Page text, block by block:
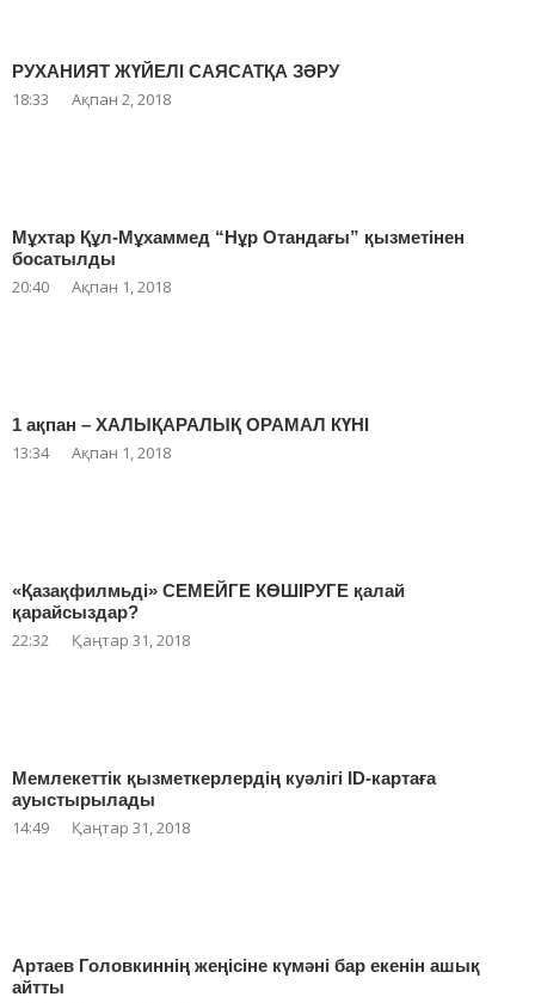
РУХАНИЯТ ЖҮЙЕЛІ САЯСАТҚА ЗӘРУ
18:33 Ақпан 2, 2018
Мұхтар Құл-Мұхаммед “Нұр Отандағы” қызметінен
босатылды
20:40 Ақпан 1, 2018
1 ақпан – ХАЛЫҚАРАЛЫҚ ОРАМАЛ КҮНІ
13:34 Ақпан 1, 2018
«Қазақфилмьді» СЕМЕЙГЕ КӨШІРУГЕ қалай
қарайсыздар?
22:32 Қаңтар 31, 2018
Мемлекеттік қызметкерлердің куәлігі ID-картаға
ауыстырылады
14:49 Қаңтар 31, 2018
Артаев Головкиннің жеңісіне күмәні бар екенін ашық
айтты